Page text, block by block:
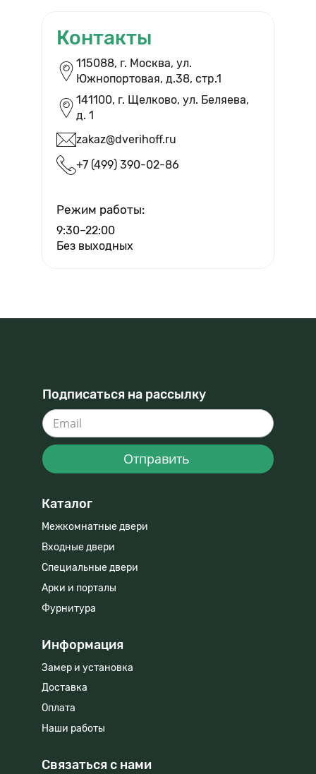
ВЫЗВАТЬ ЗАМЕРЩИКА
Бесплатный выезд и помощь в
выборе дверей
Контакты
115088, г. Москва, ул.
Южнопортовая, д.38, cтр.1
141100, г. Щелково, ул. Беляева,
д. 1
zakaz@dverihoff.ru
+7 (499) 390-02-86
Режим работы:
9:30–22:00
Без выходных
Подписаться на рассылку
Отправить
Каталог
Межкомнатные двери
Входные двери
Специальные двери
Арки и порталы
Фурнитура
Информация
Замер и установка
Доставка
Оплата
Наши работы
Связаться с нами